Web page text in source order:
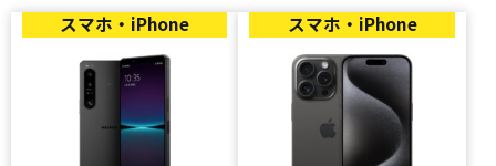
スマホ・iPhone スマホ・iPhone